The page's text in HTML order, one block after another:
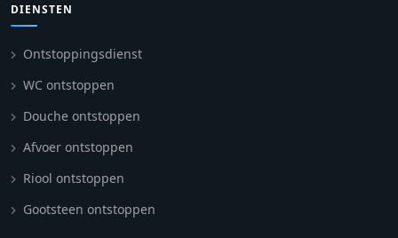
DIENSTEN
Ontstoppingsdienst
WC ontstoppen
Douche ontstoppen
Afvoer ontstoppen
Riool ontstoppen
Gootsteen ontstoppen